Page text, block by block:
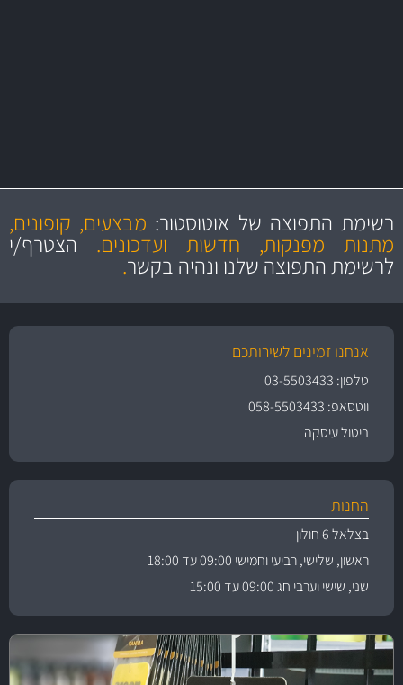
מקצועיות
ושירות מצויין
מחירים
הוגנים
והיצע מוצרים איכותירשימת התפוצה של אוטוסטור: מבצעים, קופונים,
מתנות מפנקות, חדשות ועדכונים.הצטרף/י
לרשימת התפוצה שלנו ונהיה בקשר.
אנחנו זמינים לשירותכם
טלפון: 03-5503433
ווטסאפ: 058-5503433
ביטול עיסקה
החנות
בצלאל 6 חולון
ראשון, שלישי, רביעי וחמישי 09:00 עד 18:00
שני, שישי וערבי חג 09:00 עד 15:00